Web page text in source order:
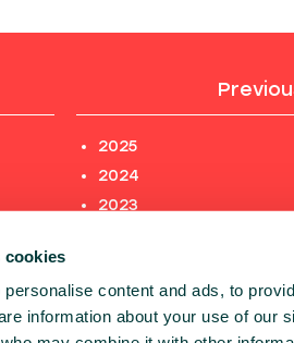
cookies
content and ads, to
information about your use of our
2025
2024
2023
2020
PREVIOUS EDITIONS